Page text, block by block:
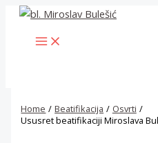
Skip
content
MAIN
MENU
Home Beatifikacija
Osvrti
Ususret beatifikaciji Miroslava